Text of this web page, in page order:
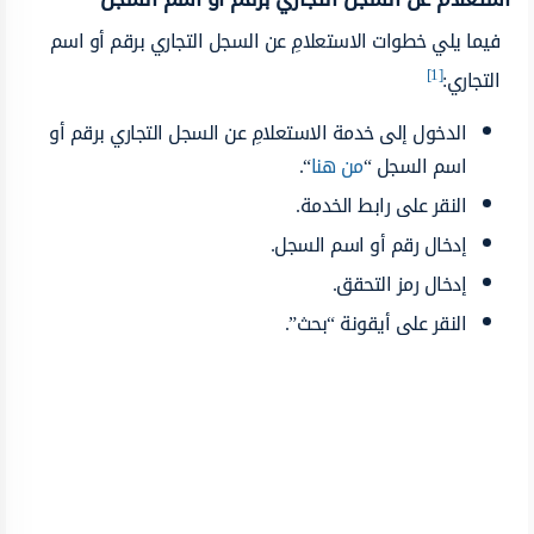
فيما يلي خطوات الاستعلامِ عن السجل التجاري برقم أو اسم
التجاري:[1]
الدخول إلى خدمة الاستعلامِ عن السجل التجاري برقم أو
اسم السجل “من هنا“.
النقر على رابط الخدمة.
إدخال رقم أو اسم السجل.
إدخال رمز التحقق.
النقر على أيقونة “بحث”.